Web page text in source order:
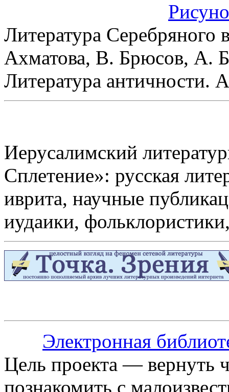
Литература
Ахматова, В. Брюсов, А.
Литература
Иерусалимский
Сплетение»: русская
иврита, научные
иудаики,
Электронная
Цель проекта — вернуть
познакомить с